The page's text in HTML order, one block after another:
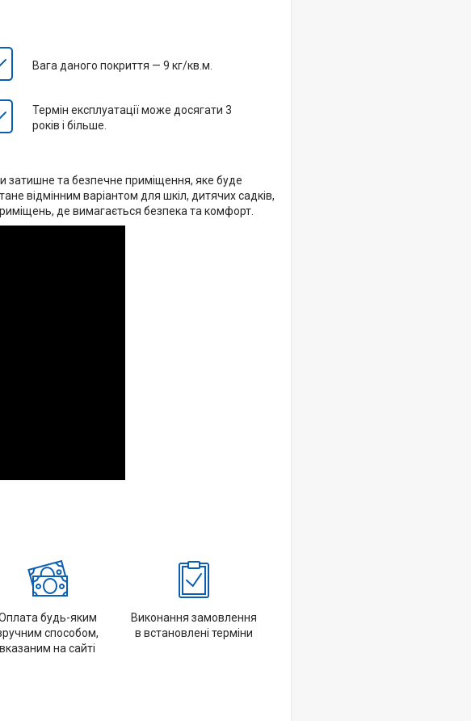
Вага даного покриття — 9 кг/кв.м.
Термін експлуатації може досягати 3
років і більше.
затишне та безпечне приміщення, яке буде
відмінним варіантом для шкіл, дитячих садків,
де вимагається безпека та комфорт.
будь-яким
способом,
вказаним на сайті
Виконання замовлення
в встановлені терміни